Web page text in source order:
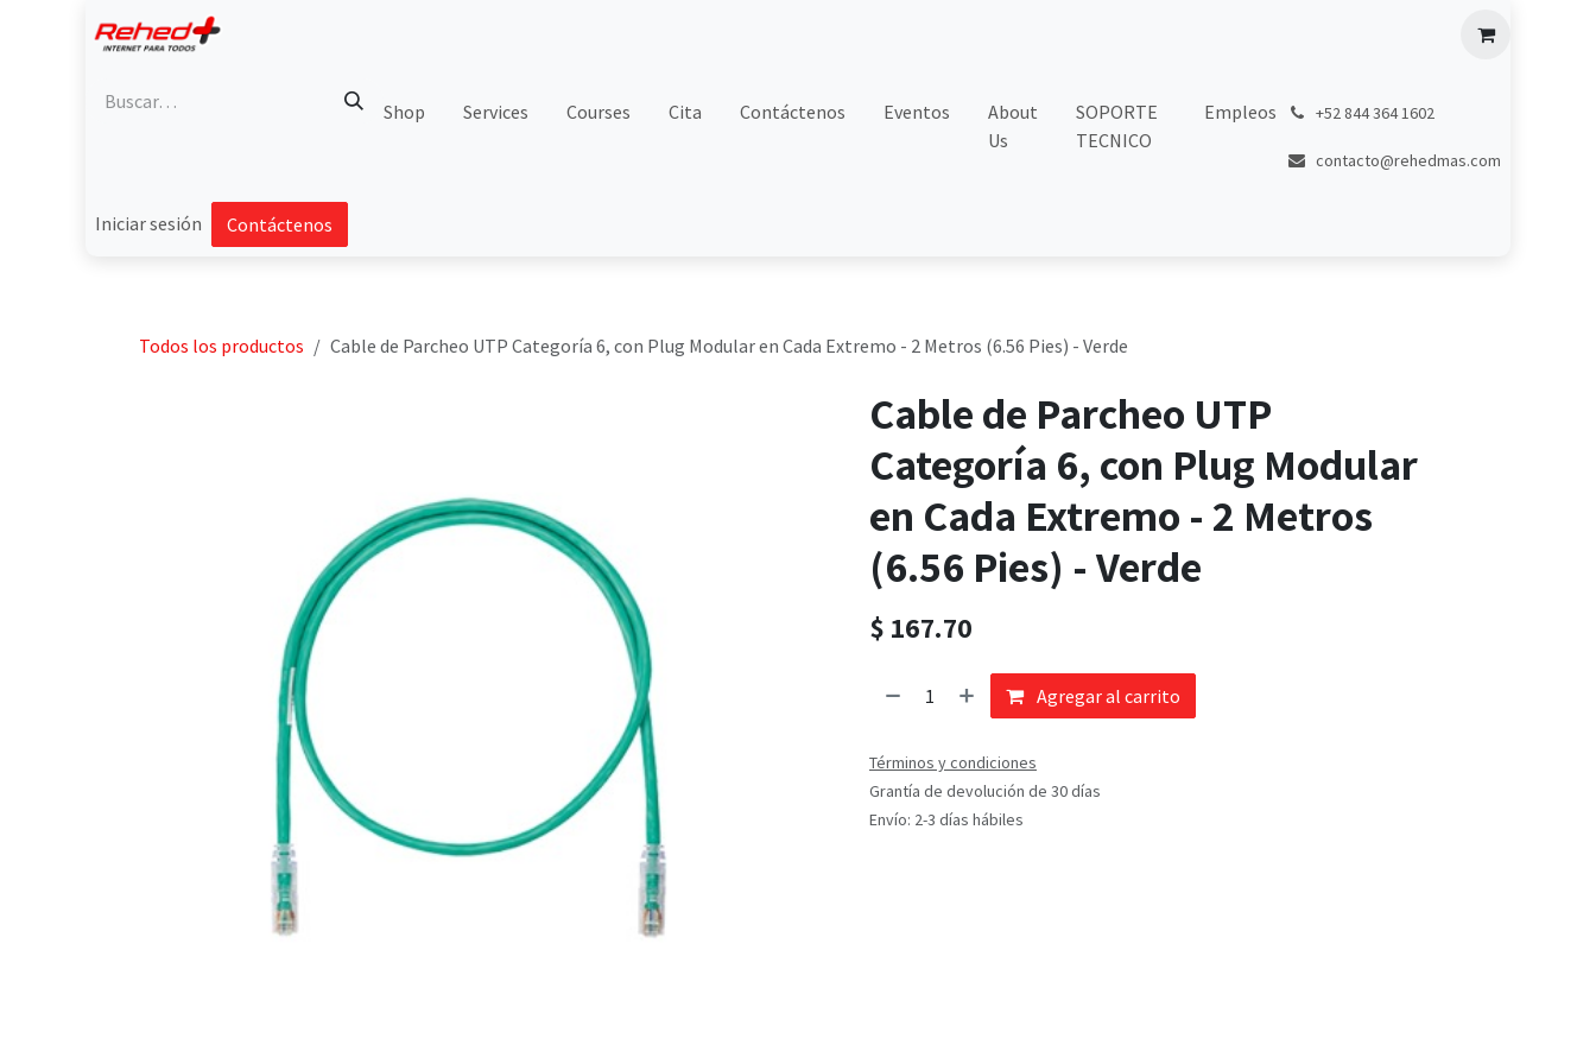
Shop Services Courses Cita Contáctenos Eventos
About
Us
SOPORTE
TECNICO
Empleos +52 844 364 1602
contacto@rehedmas.com
Iniciar sesión Contáctenos
Todos los productos Cable de Parcheo UTP Categoría 6, con Plug Modular en Cada Extremo - 2 Metros (6.56 Pies) - Verde
Cable de Parcheo UTP
Categoría 6, con Plug Modular
en Cada Extremo - 2 Metros
(6.56 Pies) - Verde
$ 167.70
Agregar al carrito
Términos y condiciones
Grantía de devolución de 30 días
Envío: 2-3 días hábiles